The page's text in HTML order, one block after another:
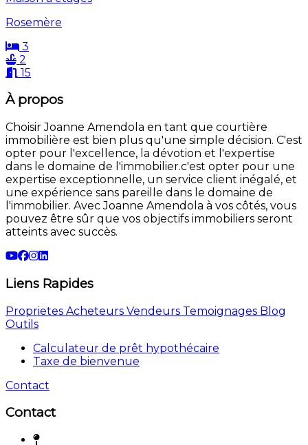
Rosemère
3
2
15
À propos
Choisir Joanne Amendola en tant que courtière
immobilière est bien plus qu'une simple décision. C'est
opter pour l'excellence, la dévotion et l'expertise
dans le domaine de l'immobilier.c'est opter pour une
expertise exceptionnelle, un service client inégalé, et
une expérience sans pareille dans le domaine de
l'immobilier. Avec Joanne Amendola à vos côtés, vous
pouvez être sûr que vos objectifs immobiliers seront
atteints avec succès.
Liens Rapides
Proprietes Acheteurs Vendeurs Temoignages Blog
Outils
Calculateur de prêt hypothécaire
Taxe de bienvenue
Contact
Contact